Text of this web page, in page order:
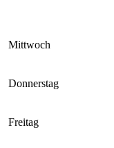
Mittwoch
Donnerstag
Freitag